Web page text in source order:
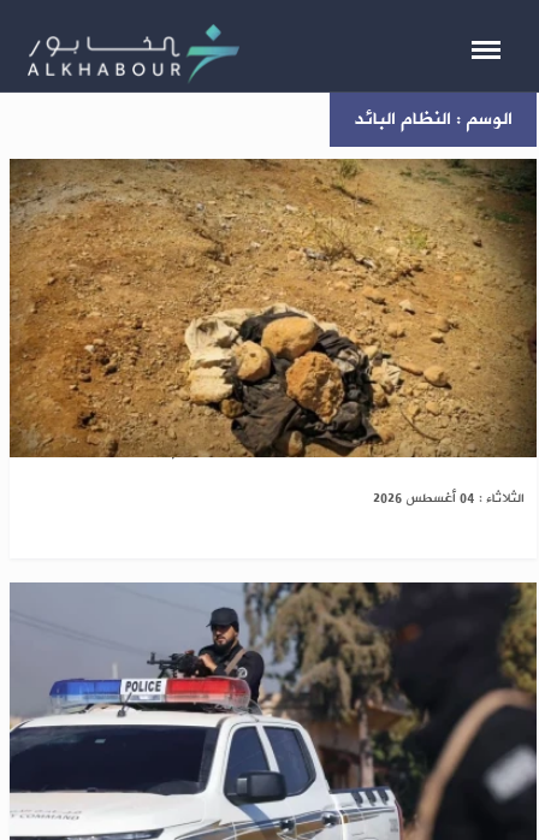
الوسم : النظام البائد
دمشق: اكتشاف مقبرة جماعية تضم رفاتا بشرية
الثلاثاء : 04 أغسطس 2026